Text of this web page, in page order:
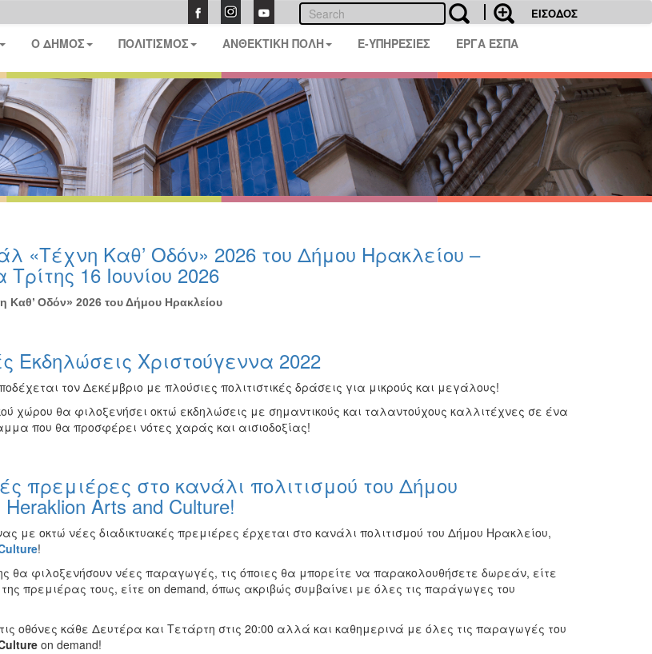
ΕΙΣΟΔΟΣ
Ο ΔΗΜΟΣ ΠΟΛΙΤΙΣΜΟΣ ΑΝΘΕΚΤΙΚΗ ΠΟΛΗ E-ΥΠΗΡΕΣΙΕΣ ΕΡΓΑ ΕΣΠΑ
«Τέχνη Καθ’ Οδόν» 2026 του Δήμου Ηρακλείου –
16 Ιουνίου 2026
Καθ’ Οδόν» 2026 του Δήμου Ηρακλείου
Εκδηλώσεις Χριστούγεννα 2022
τον Δεκέμβριο με πλούσιες πολιτιστικές δράσεις για μικρούς και μεγάλους!
χώρου θα φιλοξενήσει οκτώ εκδηλώσεις με σημαντικούς και ταλαντούχους καλλιτέχνες σε ένα
που θα προσφέρει νότες χαράς και αισιοδοξίας!
πρεμιέρες στο κανάλι πολιτισμού του Δήμου
Arts and Culture!
με οκτώ νέες διαδικτυακές πρεμιέρες έρχεται στο κανάλι πολιτισμού του Δήμου Ηρακλείου,
!
θα φιλοξενήσουν νέες παραγωγές, τις όποιες θα μπορείτε να παρακολουθήσετε δωρεάν, είτε
πρεμιέρας τους, είτε on demand, όπως ακριβώς συμβαίνει με όλες τις παράγωγες του
οθόνες κάθε Δευτέρα και Τετάρτη στις 20:00 αλλά και καθημερινά με όλες τις παραγωγές του
on demand!